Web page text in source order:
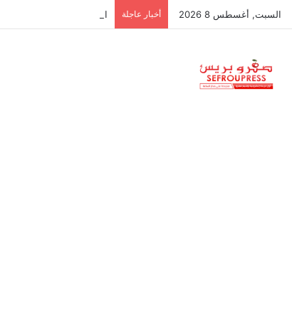
السبت, أغسطس 8 2026 أخبار عاجلة العثور على جثتين في حالة